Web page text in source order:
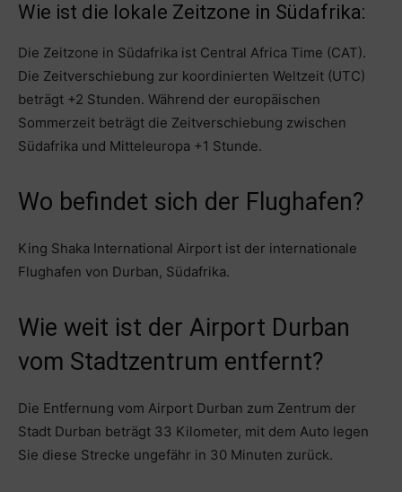
Wie ist die lokale Zeitzone in Südafrika:
Die Zeitzone in Südafrika ist Central Africa Time (CAT).
Die Zeitverschiebung zur koordinierten Weltzeit (UTC)
beträgt +2 Stunden. Während der europäischen
Sommerzeit beträgt die Zeitverschiebung zwischen
Südafrika und Mitteleuropa +1 Stunde.
Wo befindet sich der Flughafen?
King Shaka International Airport ist der internationale
Flughafen von Durban, Südafrika.
Wie weit ist der Airport Durban
vom Stadtzentrum entfernt?
Die Entfernung vom Airport Durban zum Zentrum der
Stadt Durban beträgt 33 Kilometer, mit dem Auto legen
Sie diese Strecke ungefähr in 30 Minuten zurück.